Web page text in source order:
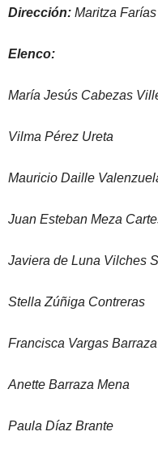
Dirección: Maritza
Elenco:
María Jesús Cabezas
Vilma Pérez Ureta
Mauricio Daille
Juan Esteban Meza
Javiera de Luna Vilches
Stella Zúñiga Contreras
Francisca Vargas Barraza
Anette Barraza Mena
Paula Díaz Brante